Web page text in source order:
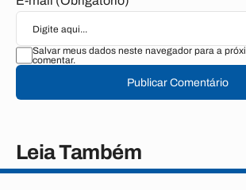
Salvar meus dados neste navegador para a
comentar.
Publicar Comentário
Leia Também